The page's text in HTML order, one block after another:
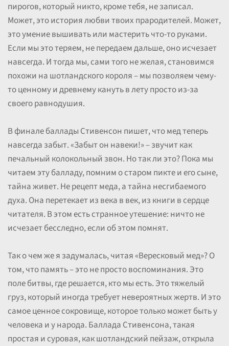
пирогов, который никто, кроме тебя, не записал.
Может, это история любви твоих прародителей. Может,
это умение вышивать или мастерить что-то руками.
Если мы это теряем, не передаем дальше, оно исчезает
навсегда. И тогда мы, сами того не желая, становимся
похожи на шотландского короля – мы позволяем чему-
то ценному и древнему кануть в лету просто из-за
своего равнодушия.
В финале баллады Стивенсон пишет, что мед теперь
навсегда забыт. «Забыт он навеки!» – звучит как
печальный колокольный звон. Но так ли это? Пока мы
читаем эту балладу, помним о старом пикте и его сыне,
тайна живет. Не рецепт меда, а тайна несгибаемого
духа. Она перетекает из века в век, из книги в сердце
читателя. В этом есть странное утешение: ничто не
исчезает бесследно, если об этом помнят.
Так о чем же я задумалась, читая «Вересковый мед»? О
том, что память – это не просто воспоминания. Это
поле битвы, где решается, кто мы есть. Это тяжелый
груз, который иногда требует невероятных жертв. И это
самое ценное сокровище, которое только может быть у
человека и у народа. Баллада Стивенсона, такая
простая и суровая, как шотландский пейзаж, открыла